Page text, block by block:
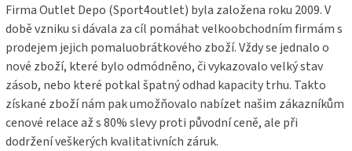
Firma Outlet Depo (Sport4outlet) byla založena roku 2009. V
době vzniku si dávala za cíl pomáhat velkoobchodním firmám s
prodejem jejich pomaluobrátkového zboží. Vždy se jednalo o
nové zboží, které bylo odmódněno, či vykazovalo velký stav
zásob, nebo které potkal špatný odhad kapacity trhu. Takto
získané zboží nám pak umožňovalo nabízet našim zákazníkům
cenové relace až s 80% slevy proti původní ceně, ale při
dodržení veškerých kvalitativních záruk.